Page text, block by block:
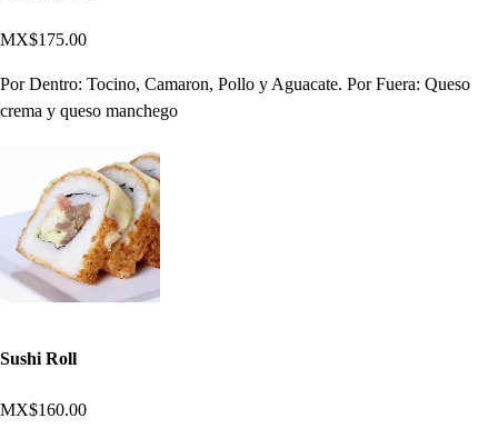
MX$175.00
Por Dentro: Tocino, Camaron, Pollo y Aguacate. Por Fuera: Queso
crema y queso manchego
Sushi Roll
MX$160.00